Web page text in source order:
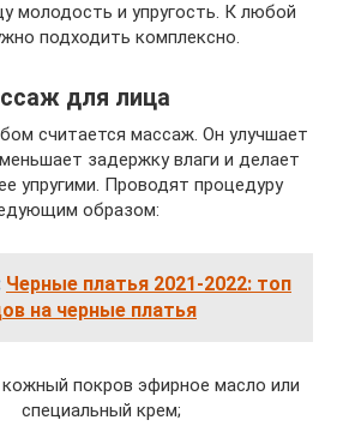
молодость и упругость. К любой
подходить комплексно.
для лица
считается массаж. Он улучшает
задержку влаги и делает
упругими. Проводят процедуру
образом:
Черные платья 2021-2022: топ
на черные платья
покров эфирное масло или
специальный крем;